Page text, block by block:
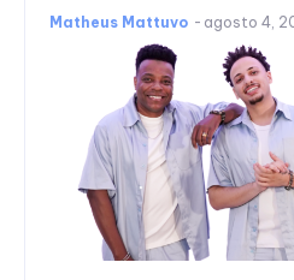
Matheus Mattuvo - agosto 4,